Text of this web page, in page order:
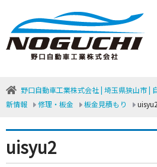
野口自動車工業株式会社 | 埼玉県狭山市 |
新情報
修理・板金 板金見積もり uisyu2
uisyu2